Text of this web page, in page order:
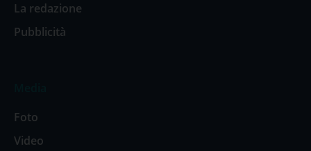
La redazione
Pubblicità
Foto
Video